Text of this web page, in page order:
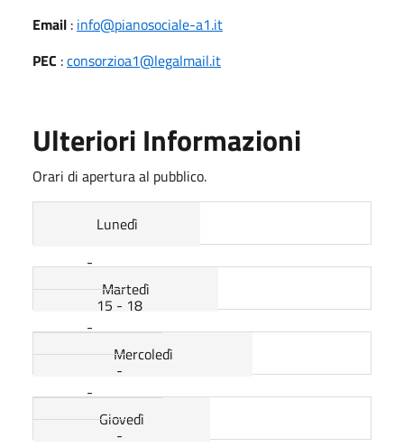
Email : info@pianosociale-a1.it
PEC :consorzioa1@legalmail.it
Ulteriori Informazioni
Orari di apertura al pubblico.
Lunedì
-
15 - 18
Martedì
-
-
Mercoledì
-
-
Giovedì